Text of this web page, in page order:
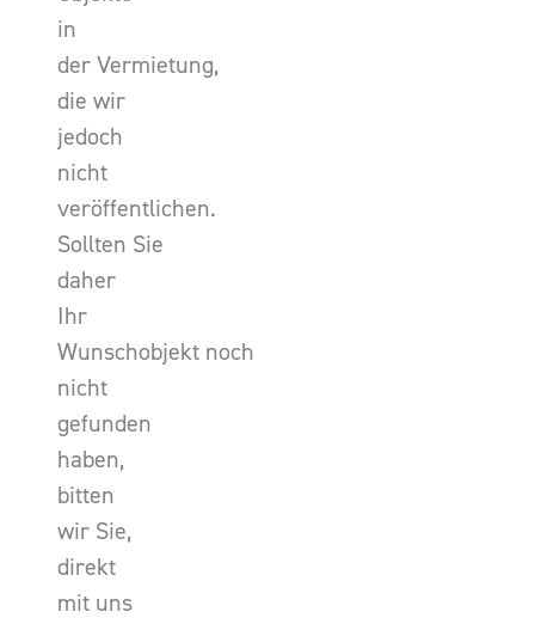
in
der Vermietung,
die wir
jedoch
nicht
veröffentlichen.
Sollten Sie
daher
Ihr
Wunschobjekt noch
nicht
gefunden
haben,
bitten
wir Sie,
direkt
mit uns